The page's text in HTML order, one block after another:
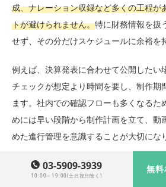
成、ナレーション収録など多くの工程が
トが避けられません。特に財務情報を扱
せず、その分だけスケジュールに余裕を
例えば、決算発表に合わせて公開したい
チェックが想定より時間を要し、制作期
ます。社内での確認フローも多くなるた
めには早い段階から制作計画を立て、動
めた進行管理を意識することが大切にな
03-5909-3939
10:00～19:00(土日祝日除く)
無